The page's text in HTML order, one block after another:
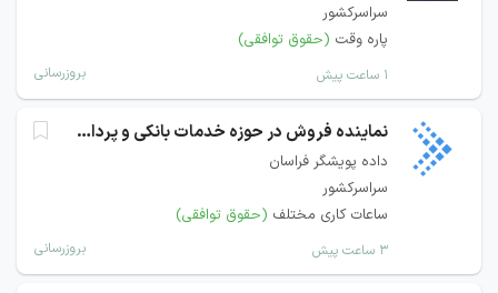
سراسرکشور
پاره وقت (حقوق توافقی)
۱ ساعت پیش بروزرسانی
نماینده فروش در حوزه خدمات بانکی و پرداخت
داده پویشگر فراسان
سراسرکشور
ساعات کاری مختلف (حقوق توافقی)
۳ ساعت پیش بروزرسانی